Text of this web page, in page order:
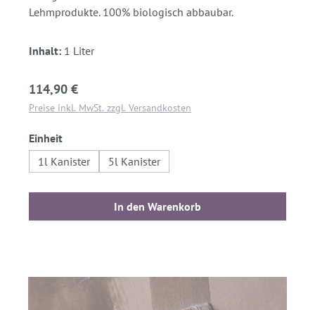
Lehmprodukte. 100% biologisch abbaubar.
Inhalt: 1 Liter
Regulärer Preis:
114,90 €
Preise inkl. MwSt. zzgl. Versandkosten
Einheitauswählen
1l Kanister
5l Kanister
In den Warenkorb